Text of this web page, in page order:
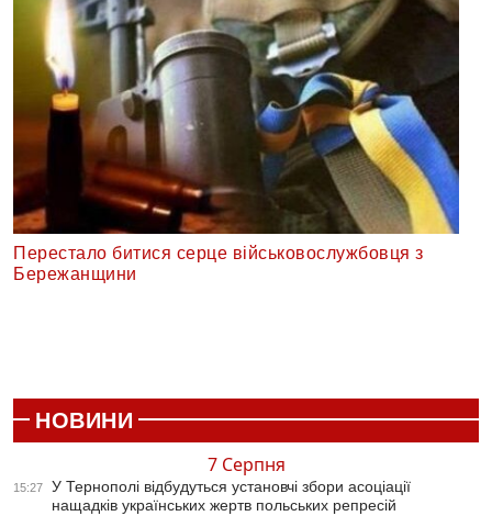
Перестало битися серце військовослужбовця з
Бережанщини
НОВИНИ
7 Серпня
15:27
У Тернополі відбудуться установчі збори асоціації
нащадків українських жертв польських репресій